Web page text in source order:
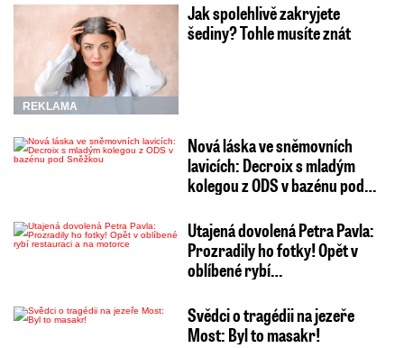
REKLAMA
Jak spolehlivě zakryjete
šediny? Tohle musíte znát
Nová láska ve sněmovních
lavicích: Decroix s mladým
kolegou z ODS v bazénu pod…
Utajená dovolená Petra Pavla:
Prozradily ho fotky! Opět v
oblíbené rybí…
Svědci o tragédii na jezeře
Most: Byl to masakr!